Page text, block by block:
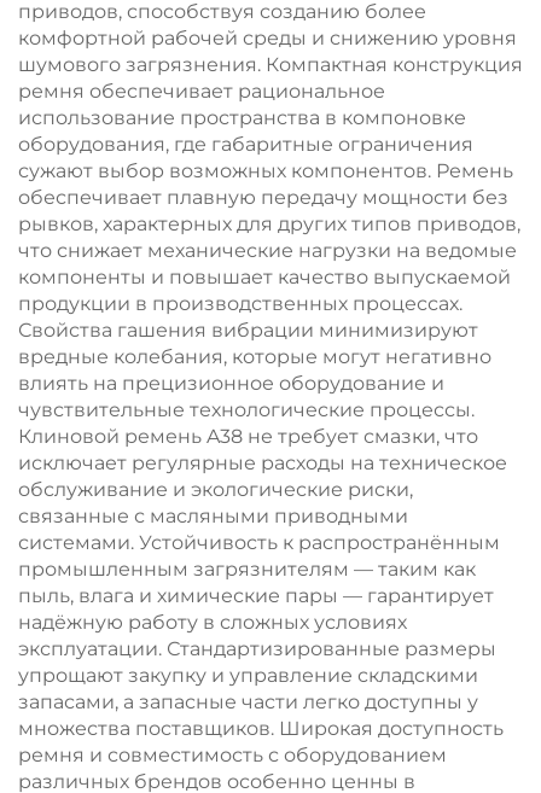
приводов, способствуя созданию более
комфортной рабочей среды и снижению уровня
шумового загрязнения. Компактная конструкция
ремня обеспечивает рациональное
использование пространства в компоновке
оборудования, где габаритные ограничения
сужают выбор возможных компонентов. Ремень
обеспечивает плавную передачу мощности без
рывков, характерных для других типов приводов,
что снижает механические нагрузки на ведомые
компоненты и повышает качество выпускаемой
продукции в производственных процессах.
Свойства гашения вибрации минимизируют
вредные колебания, которые могут негативно
влиять на прецизионное оборудование и
чувствительные технологические процессы.
Клиновой ремень A38 не требует смазки, что
исключает регулярные расходы на техническое
обслуживание и экологические риски,
связанные с масляными приводными
системами. Устойчивость к распространённым
промышленным загрязнителям — таким как
пыль, влага и химические пары — гарантирует
надёжную работу в сложных условиях
эксплуатации. Стандартизированные размеры
упрощают закупку и управление складскими
запасами, а запасные части легко доступны у
множества поставщиков. Широкая доступность
ремня и совместимость с оборудованием
различных брендов особенно ценны в